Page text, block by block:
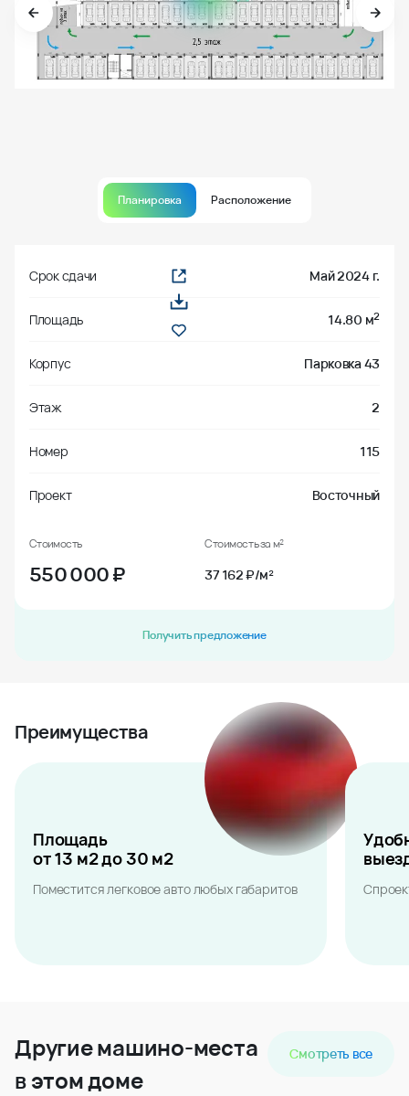
Планировка Расположение
Срок сдачи Май 2024 г.
Площадь 14.80 м2
Корпус Парковка 43
Этаж 2
Номер 115
Проект Восточный
Стоимость
550 000₽
Стоимость за м²
37 162 ₽/м²
Получить предложение
Преимущества
Площадь
от 13 м2 до 30 м2
Поместится легковое авто любых габаритов
Другие машино-места
в этом доме
Смотреть все